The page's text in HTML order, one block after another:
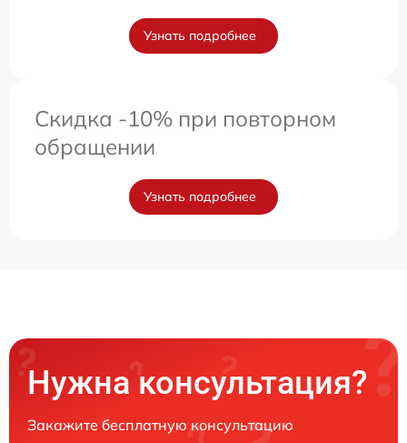
Узнать подробнее
Скидка -10% при повторном
обращении
Узнать подробнее
Нужна консультация?
Закажите бесплатную консультацию